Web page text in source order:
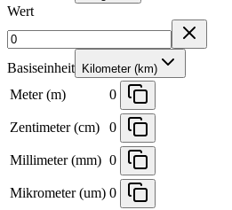
Wert
Basiseinheit Kilometer (km)
Meter (m) 0
Zentimeter (cm) 0
Millimeter (mm) 0
Mikrometer (um) 0